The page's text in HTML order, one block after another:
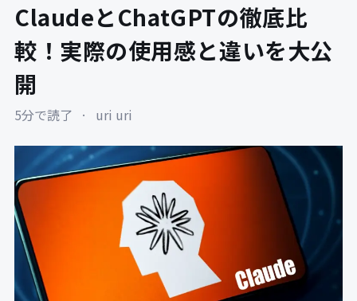
ClaudeとChatGPTの徹底比
較！実際の使用感と違いを大公
開
5分で読了 · uri uri